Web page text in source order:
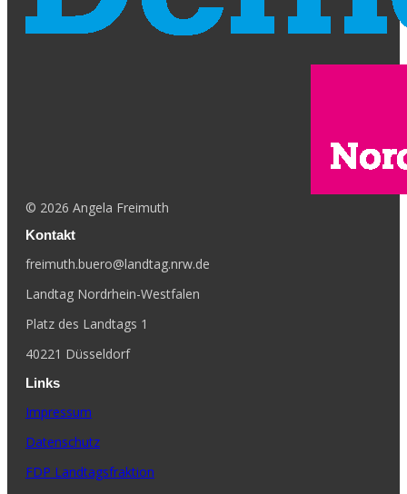
© 2026 Angela Freimuth
Kontakt
freimuth.buero@landtag.nrw.de
Landtag Nordrhein-Westfalen
Platz des Landtags 1
40221 Düsseldorf
Links
Impressum
Datenschutz
FDP Landtagsfraktion